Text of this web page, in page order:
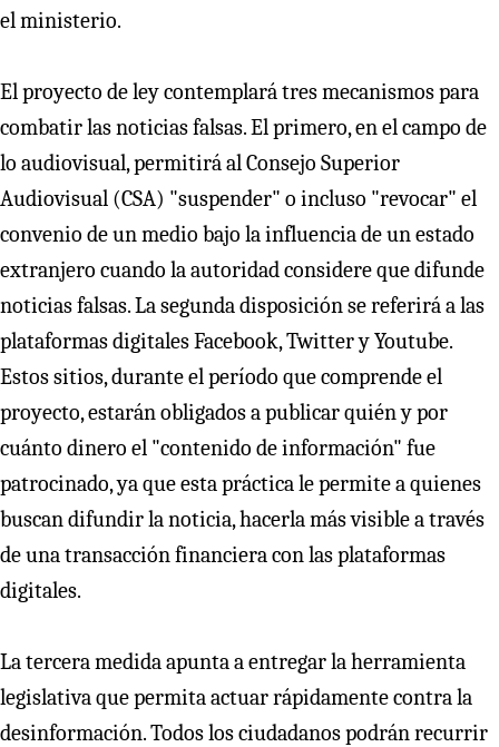
el ministerio.
El proyecto de ley contemplará tres mecanismos para
combatir las noticias falsas. El primero, en el campo de
lo audiovisual, permitirá al Consejo Superior
Audiovisual (CSA) "suspender" o incluso "revocar" el
convenio de un medio bajo la influencia de un estado
extranjero cuando la autoridad considere que difunde
noticias falsas. La segunda disposición se referirá a las
plataformas digitales Facebook, Twitter y Youtube.
Estos sitios, durante el período que comprende el
proyecto, estarán obligados a publicar quién y por
cuánto dinero el "contenido de información" fue
patrocinado, ya que esta práctica le permite a quienes
buscan difundir la noticia, hacerla más visible a través
de una transacción financiera con las plataformas
digitales.
La tercera medida apunta a entregar la herramienta
legislativa que permita actuar rápidamente contra la
desinformación. Todos los ciudadanos podrán recurrir